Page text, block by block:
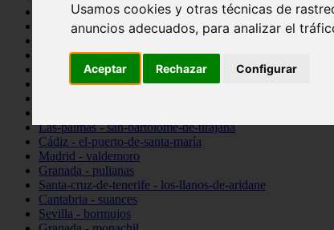
Usamos cookies y otras técnicas de
anuncios adecuados, para analizar el
Aceptar Rechazar Configurar
Barcelona - barcelona
Ciudad-real - montiel
Santa-cruz-de-tenerife - guía-de-isora
La-rioja - casalarreina
Almería - roquetas-de-mar
Madrid - pozuelo-de-alarcón
Las-palmas - san-bartolomé-de-tirajana
Cádiz - el-puerto-de-santa-maría
Madrid - valdemoro
Granada - pulianas
Santa-cruz-de-tenerife - los-llanos-de-aridane
Cantabria - suances
Sevilla - bormujos